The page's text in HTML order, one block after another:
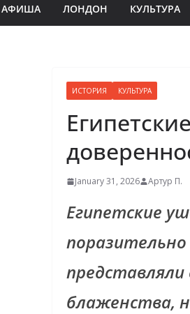
АФИША ЛОНДОН КУЛЬТУРА
ИСТОРИЯ КУЛЬТУРА
January 31, 2026 Артур П.
Египетские
блаженства,